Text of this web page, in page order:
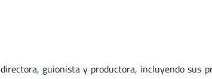
directora, guionistay productora, incluyendo sus